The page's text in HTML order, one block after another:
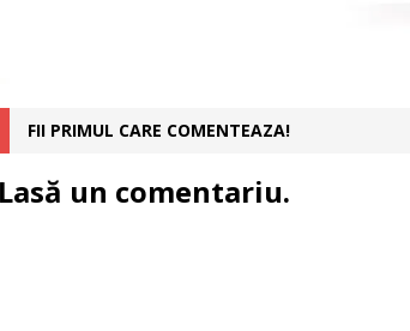
FII PRIMUL CARE COMENTEAZA!
Lasă un comentariu.